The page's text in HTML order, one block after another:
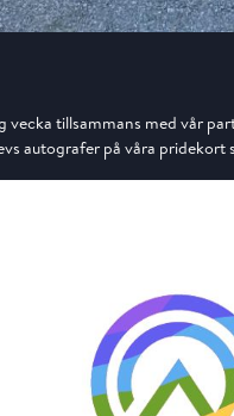
vecka tillsammans med vår
autografer på våra